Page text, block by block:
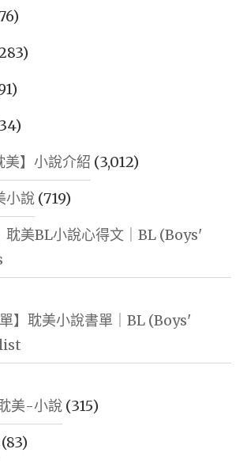
美】小說介紹 (3,012)
小說 (719)
耽美BL小說心得文｜BL (Boys'
】耽美小說書單｜BL (Boys'
美-小說 (315)
(83)